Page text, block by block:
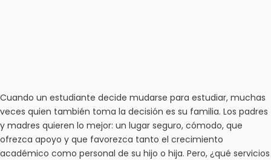
Cuando un estudiante decide mudarse para estudiar, muchas
veces quien también toma la decisión es su familia. Los padres
y madres quieren lo mejor: un lugar seguro, cómodo, que
ofrezca apoyo y que favorezca tanto el crecimiento
académico como personal de su hijo o hija. Pero, ¿qué servicios